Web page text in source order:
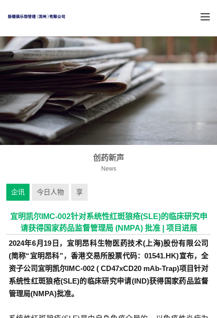
创药新声
News
企讯 今日人物 享
宜明凯尔IMC-002针对系统性红斑狼疮(SLE)的临床研究申
请获得国家药品监督管理局 (NMPA) 批准 | 项目进展
2024年6月19日，宜明昂科生物医药技术(上海)股份有限公司
(简称“宜明昂科”，香港交易所股票代码：01541.HK)宣布，全
资子公司宜明凯尔IMC-002 ( CD47xCD20 mAb-Trap)项目针对
系统性红斑狼疮(SLE)的临床研究申请(IND)获得国家药品监督
管理局(NMPA)批准。